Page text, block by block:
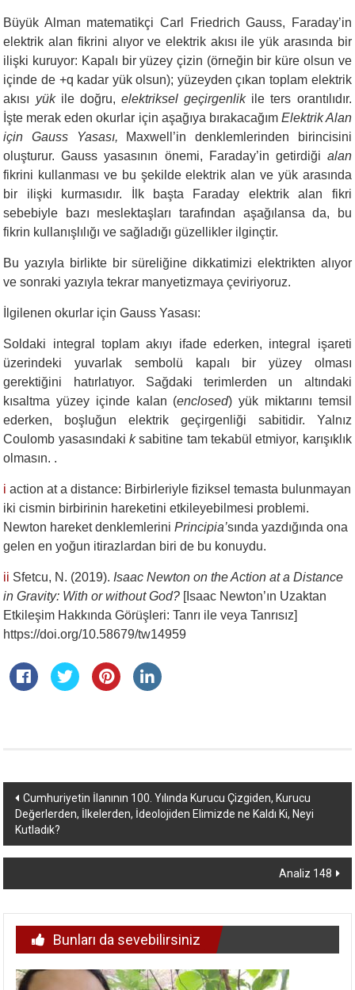
Büyük Alman matematikçi Carl Friedrich Gauss, Faraday’in
elektrik alan fikrini alıyor ve elektrik akısı ile yük arasında bir
ilişki kuruyor: Kapalı bir yüzey çizin (örneğin bir küre olsun ve
içinde de +q kadar yük olsun); yüzeyden çıkan toplam elektrik
akısı yükile doğru,elektriksel geçirgenlikile ters orantılıdır.
İşte merak eden okurlar için aşağıya bırakacağım Elektrik Alan
için Gauss Yasası, Maxwell’in denklemlerinden birincisini
oluşturur. Gauss yasasının önemi, Faraday’in getirdiği alan
fikrini kullanması ve bu şekilde elektrik alan ve yük arasında
bir ilişki kurmasıdır. İlk başta Faraday elektrik alan fikri
sebebiyle bazı meslektaşları tarafından aşağılansa da, bu
fikrin kullanışlılığı ve sağladığı güzellikler ilginçtir.
Bu yazıyla birlikte bir süreliğine dikkatimizi elektrikten alıyor
ve sonraki yazıyla tekrar manyetizmaya çeviriyoruz.
İlgilenen okurlar için Gauss Yasası:
Soldaki integral toplam akıyı ifade ederken, integral işareti
üzerindeki yuvarlak sembolü kapalı bir yüzey olması
gerektiğini hatırlatıyor. Sağdaki terimlerden un altındaki
kısaltma yüzey içinde kalan (enclosed) yük miktarını temsil
ederken, boşluğun elektrik geçirgenliği sabitidir. Yalnız
Coulomb yasasındakiksabitine tam tekabül etmiyor, karışıklık
olmasın. .
i action at a distance: Birbirleriyle fiziksel temasta bulunmayan
iki cismin birbirinin hareketini etkileyebilmesi problemi.
Newton hareket denklemleriniPrincipia’sında yazdığında ona
gelen en yoğun itirazlardan biri de bu konuydu.
ii Sfetcu, N. (2019). Isaac Newton on the Action at a Distance
in Gravity: With or without God? [Isaac Newton’ın Uzaktan
Etkileşim Hakkında Görüşleri: Tanrı ile veya Tanrısız]
https://doi.org/10.58679/tw14959
Yazı
dolaşımı
Cumhuriyetin İlanının 100. Yılında Kurucu Çizgiden, Kurucu
Değerlerden, İlkelerden, İdeolojiden Elimizde ne Kaldı Ki, Neyi
Kutladık?
Analiz 148
Bunları da sevebilirsiniz